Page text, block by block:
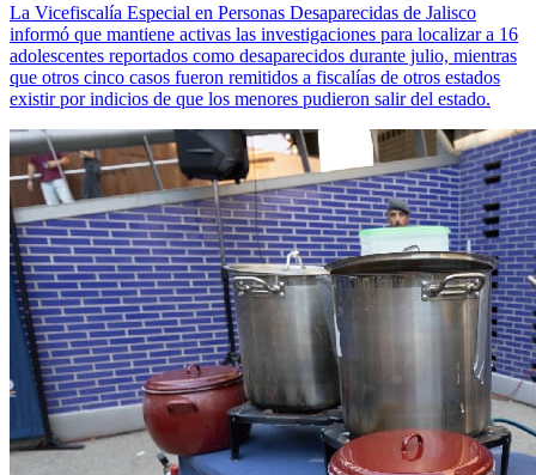
La Vicefiscalía Especial en Personas Desaparecidas de Jalisco
informó que mantiene activas las investigaciones para localizar a 16
adolescentes reportados como desaparecidos durante julio, mientras
que otros cinco casos fueron remitidos a fiscalías de otros estados
existir por indicios de que los menores pudieron salir del estado.